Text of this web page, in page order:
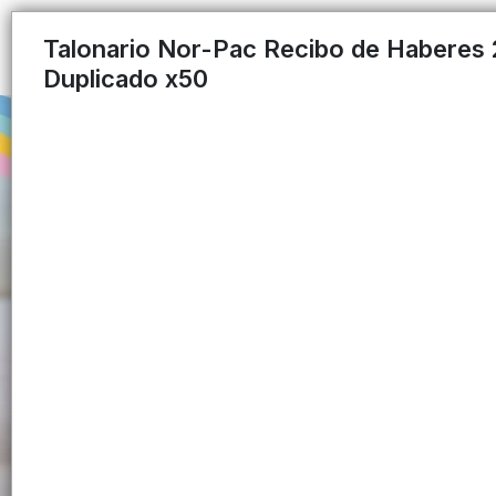
Talonario Nor-Pac Recibo de Haberes
Duplicado x50